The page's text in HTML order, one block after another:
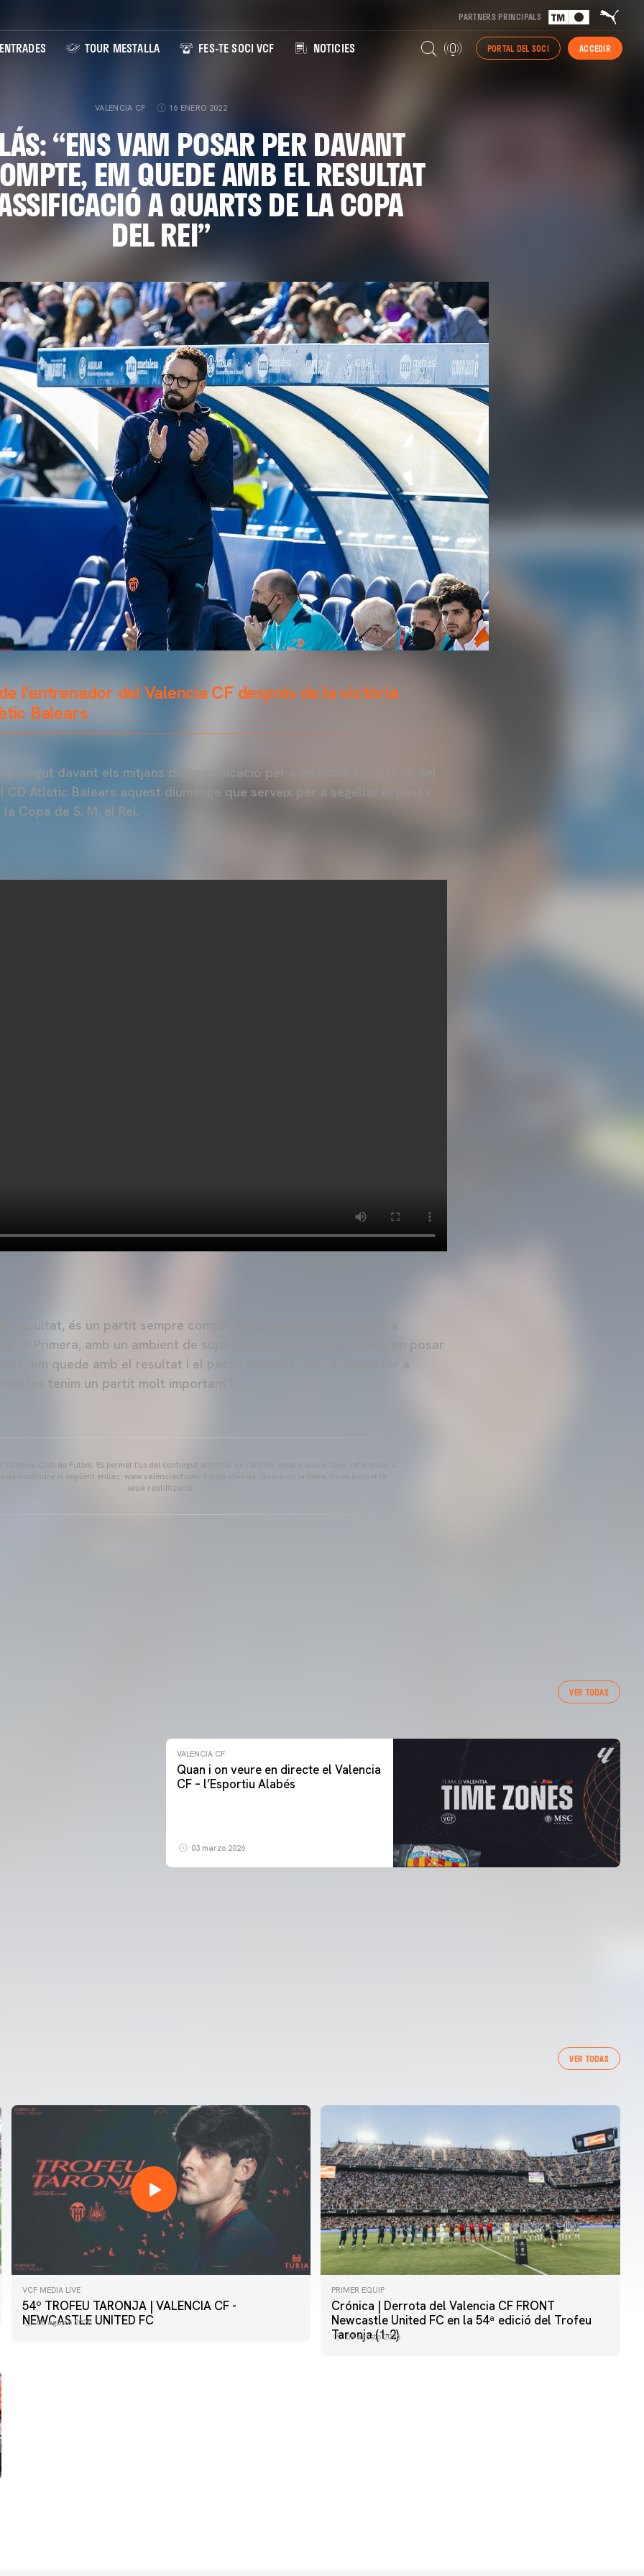
PARTNERS PRINCIPALS
ENTRADES TOUR MESTALLA FES-TE SOCI VCF NOTICIES PORTAL DEL SOCI ACCEDIR
VALENCIA CF 16 ENERO 2022
“ENS VAM POSAR PER DAVANT
EM QUEDE AMB EL RESULTAT
A QUARTS DE LA COPA
DEL REI”
l'entrenador del Valencia CF després de la victòria
Balears
davant els mitjans de comunicació per a analitzar la victòria del
CD Atlètic Balears aquest diumenge que serveix per a segellar el passe
Copa de S. M. el Rei.
el resultat, és un partit sempre complicat davant un rival que venia
de Primera, amb un ambient de suport al seu equip, lògic. Ens vam posar
em quede amb el resultat i el passe a quarts. Ara, a recuperar a
tenim un partit molt important".
Valencia Club de Futbol. Es permet l'ús del contingut editorial de l'article sempre que es faça referència a
de contindre el següent enllaç: www.valenciacf.com. Fotografies de Lázaro de la Peña, no es permet la
seua reutilització.
VER TODAS
VALENCIA CF
Quan i on veure en directe el Valencia
CF – l’Esportiu Alabés
03 marzo 2026
VER TODAS
VCF MEDIA LIVE
54º TROFEU TARONJA | VALENCIA CF -
NEWCASTLE UNITED FC
08 agosto 2026
PRIMER EQUIP
Crónica | Derrota del Valencia CF FRONT
Newcastle United FC en la 54ª edició del Trofeu
Taronja (1-2)
08 agosto 2026
PRIMER EQUIP
📸 #ValenciaNUFC
PRIMER EQUIP
MESTALLA 📍